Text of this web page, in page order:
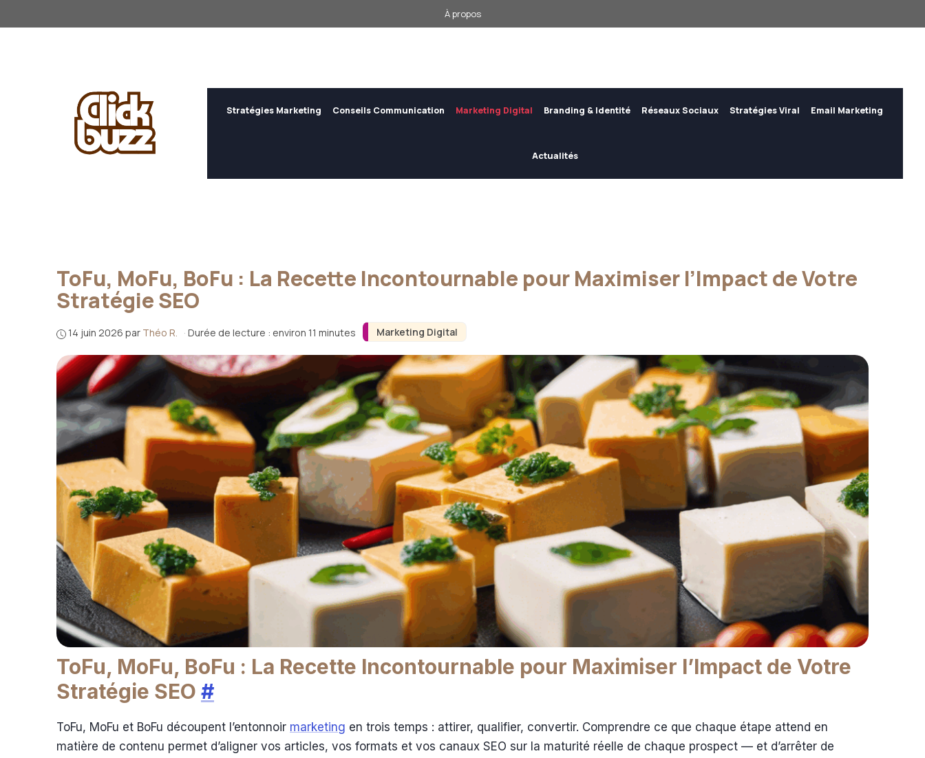
au
À propos
Stratégies Marketing Conseils Communication Marketing Digital Branding & Identité Réseaux Sociaux Stratégies Viral Email Marketing
Actualités
Marketing Digital
ToFu, MoFu, BoFu : La Recette Incontournable pour Maximiser l’Impact de Votre
Stratégie SEO
14 juin 2026 par Théo R. · Durée de lecture : environ 11 minutes
ToFu, MoFu, BoFu : La Recette Incontournable pour Maximiser l’Impact de Votre
Stratégie SEO #
ToFu, MoFu et BoFu découpent l’entonnoir marketing en trois temps : attirer, qualifier, convertir. Comprendre ce que chaque étape attend en
matière de contenu permet d’aligner vos articles, vos formats et vos canaux SEO sur la maturité réelle de chaque prospect — et d’arrêter de